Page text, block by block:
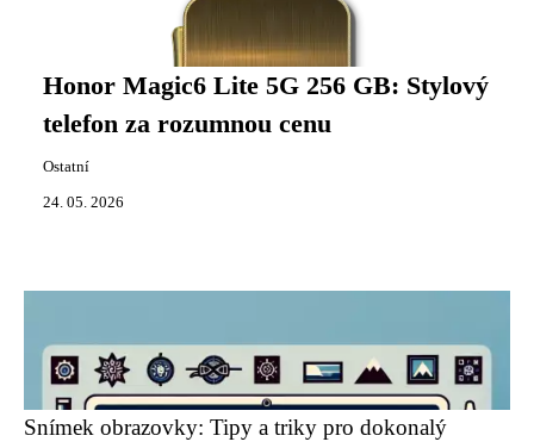
Honor Magic6 Lite 5G 256 GB: Stylový
telefon za rozumnou cenu
Ostatní
24. 05. 2026
Snímek obrazovky: Tipy a triky pro dokonalý